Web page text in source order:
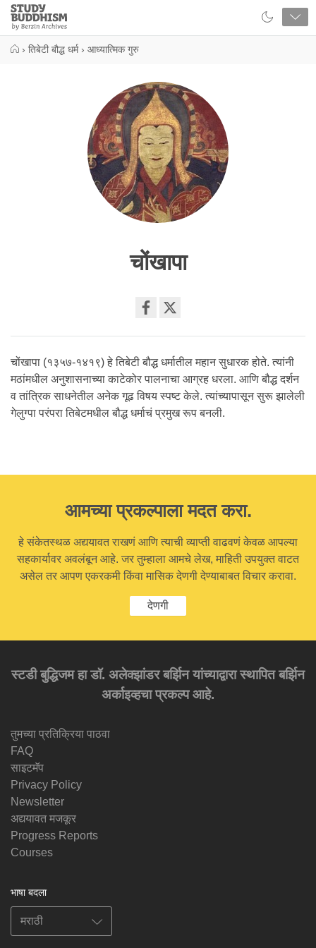
Close
Study
Buddhism
Home
› तिबेटी बौद्ध धर्म › आध्यात्मिक गुरु
चोंखापा
facebook
चोंखापा (१३५७-१४१९) हे तिबेटी बौद्ध धर्मातील महान सुधारक होते. त्यांनी
मठांमधील अनुशासनाच्या काटेकोर पालनाचा आग्रह धरला. आणि बौद्ध दर्शन
व तांत्रिक साधनेतील अनेक गूढ विषय स्पष्ट केले. त्यांच्यापासून सुरू झालेली
गेलुग्पा परंपरा तिबेटमधील बौद्ध धर्माचं प्रमुख रूप बनली.
आमच्या प्रकल्पाला मदत करा.
हे संकेतस्थळ अद्ययावत राखणं आणि त्याची व्याप्ती वाढवणं केवळ आपल्या
सहकार्यावर अवलंबून आहे. जर तुम्हाला आमचे लेख, माहिती उपयुक्त वाटत
असेल तर आपण एकरकमी किंवा मासिक देणगी देण्याबाबत विचार करावा.
देणगी
स्टडी बुद्धिजम हा डॉ. अलेक्झांडर बर्झिन यांच्याद्वारा स्थापित बर्झिन
अर्काइव्हचा प्रकल्प आहे.
तुमच्या प्रतिक्रिया पाठवा
FAQ
साइटमॅप
Privacy Policy
Newsletter
अद्ययावत मजकूर
Progress Reports
Courses
भाषा बदला